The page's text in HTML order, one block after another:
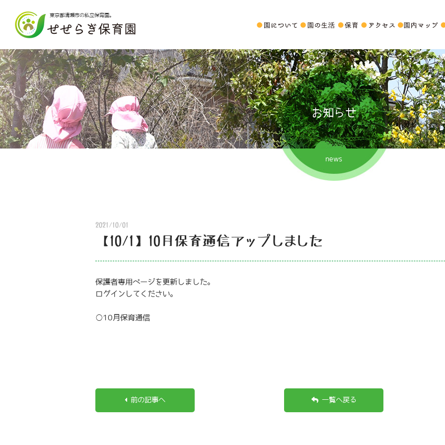
東京都清瀬市の私立保育園。
お知らせ
news
2021/10/01
【10/1】10月保育通信アップしました
保護者専用ページを更新しました。
ログインしてください。
○10月保育通信
前の記事へ 一覧へ戻る